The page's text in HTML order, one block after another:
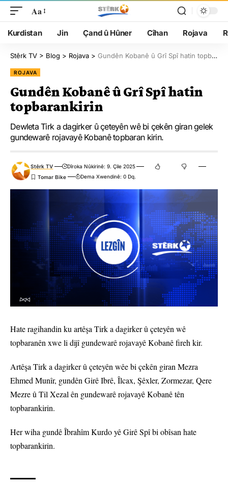
Aa
Kurdistan Jin Çand û Hûner Cîhan Rojava
Stêrk TV > Blog > Rojava > Gundên Kobanê û Grî Spî hatin topbarankirin
ROJAVA
Gundên Kobanê û Grî Spî hatin
topbarankirin
Dewleta Tirk a dagirker û çeteyên wê bi çekên giran gelek
gundewarê rojavayê Kobanê topbaran kirin.
Stêrk TV
Dîroka Nûkirinê: 9. Çile 2025
Dema Xwendinê: 0 Dq.
Hate ragihandin ku artêşa Tirk a dagirker û çeteyên wê
topbaranên xwe li dijî gundewarê rojavayê Kobanê fireh kir.
Artêşa Tirk a dagirker û çeteyên wêe bi çekên giran Mezra
Ehmed Munîr, gundên Girê Ibrê, Îlcax, Şêxler, Zormezar, Qere
Mezre û Til Xezal ên gundewarê rojavayê Kobanê tên
topbarankirin.
Her wiha gundê Îbrahîm Kurdo yê Girê Spî bi obîsan hate
topbarankirin.